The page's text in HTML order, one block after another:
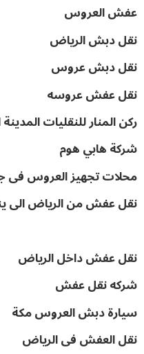
عفش العروس
نقل دبش الرياض
نقل دبش عروس
نقل عفش عروسه
ركن المنار للنقليات
شركة هابي هوم
محلات تجهيز العروس فى
نقل عفش من الرياض الى
نقل عفش داخل الرياض
شركه نقل عفش
سيارة دبش العروس مكة
نقل العفش فى الرياض